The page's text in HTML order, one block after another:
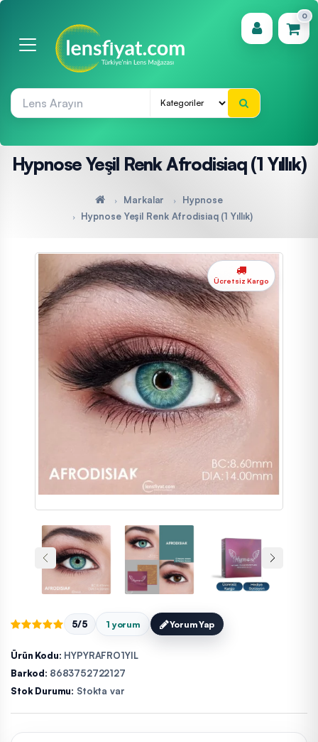
0
(0)
Hypnose Yeşil Renk Afrodisiaq (1 Yıllık)
Markalar
Hypnose
Hypnose Yeşil Renk Afrodisiaq (1 Yıllık)
Ücretsiz Kargo
5/5 1 yorum Yorum Yap
Ürün Kodu: HYPYRAFRO1YIL
Barkod: 8683752722127
Stok Durumu: Stokta var